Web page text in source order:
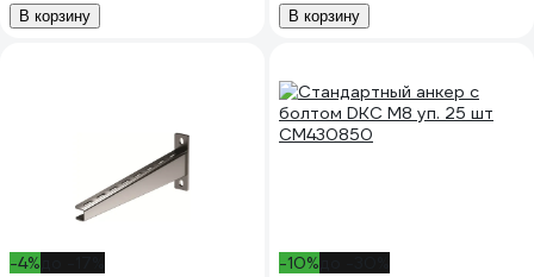
В корзину В корзину
-4% -10%